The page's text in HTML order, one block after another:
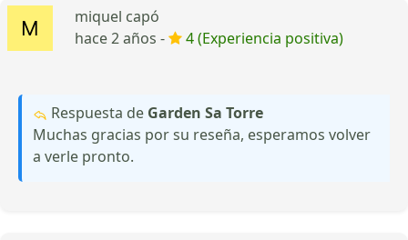
miquel capó
hace 2 años -
4 (Experiencia positiva)
Respuesta de Garden Sa Torre
Muchas gracias por su reseña, esperamos volver
a verle pronto.